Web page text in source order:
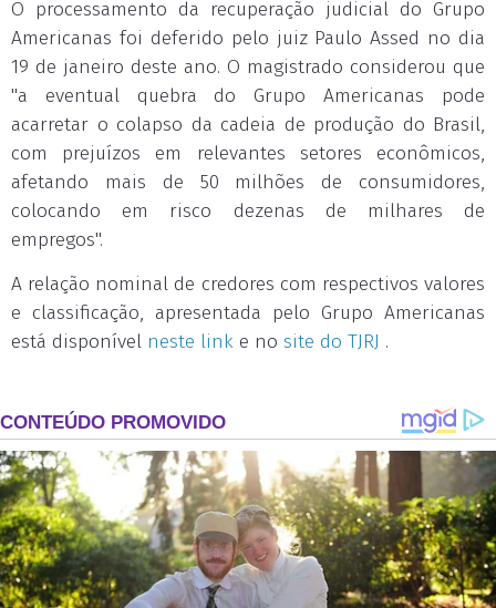
O processamento da recuperação judicial do Grupo
Americanas foi deferido pelo juiz Paulo Assed no dia
19 de janeiro deste ano. O magistrado considerou que
"a eventual quebra do Grupo Americanas pode
acarretar o colapso da cadeia de produção do Brasil,
com prejuízos em relevantes setores econômicos,
afetando mais de 50 milhões de consumidores,
colocando em risco dezenas de milhares de
empregos".
A relação nominal de credores com respectivos valores
e classificação, apresentada pelo Grupo Americanas
está disponível neste link e no site do TJRJ .